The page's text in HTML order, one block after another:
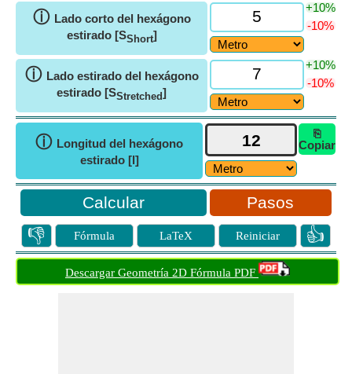
ⓘ Lado corto del hexágono
estirado [SShort]
+10%
-10%
ⓘ Lado estirado del hexágono
estirado [SStretched]
+10%
-10%
ⓘ Longitud del hexágono
estirado [l]
⎘
Copiar
Pasos
👎 Fórmula LaTeX Reiniciar 👍
Descargar Geometría 2D Fórmula PDF